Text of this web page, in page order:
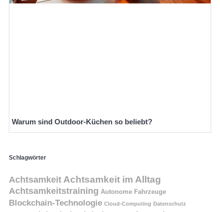
Warum sind Outdoor-Küchen so beliebt?
Schlagwörter
Achtsamkeit Achtsamkeit im Alltag
Achtsamkeitstraining Autonome Fahrzeuge
Blockchain-Technologie Cloud-Computing Datenschutz